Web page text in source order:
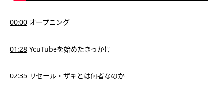
00:00 オープニング
01:28 YouTubeを始めたきっかけ
02:35 リセール・ザキとは何者なのか